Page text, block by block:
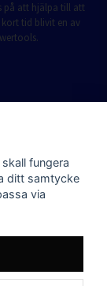
på att hjälpa till att
tid blivit en av
fungera
ditt samtycke
via